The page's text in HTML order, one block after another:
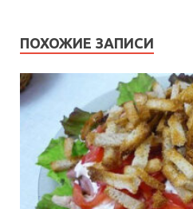
ПОХОЖИЕ ЗАПИСИ